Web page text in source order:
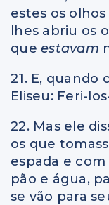
estes os
lhes abriu os
que estavam
21. E, quando
Eliseu: Feri-
22. Mas ele
os que
espada e
pão e água,
se vão para